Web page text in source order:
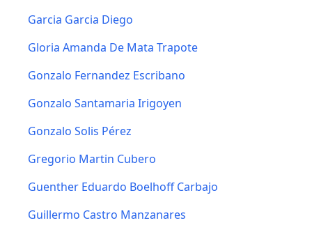
Garcia Garcia Diego
Gloria Amanda De Mata Trapote
Gonzalo Fernandez Escribano
Gonzalo Santamaria Irigoyen
Gonzalo Solis Pérez
Gregorio Martin Cubero
Guenther Eduardo Boelhoff Carbajo
Guillermo Castro Manzanares